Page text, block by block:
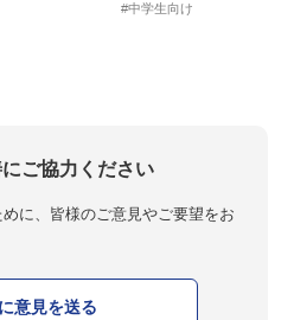
#中学生向け
ご協力ください
に、皆様のご意見やご要望をお
意見を送る